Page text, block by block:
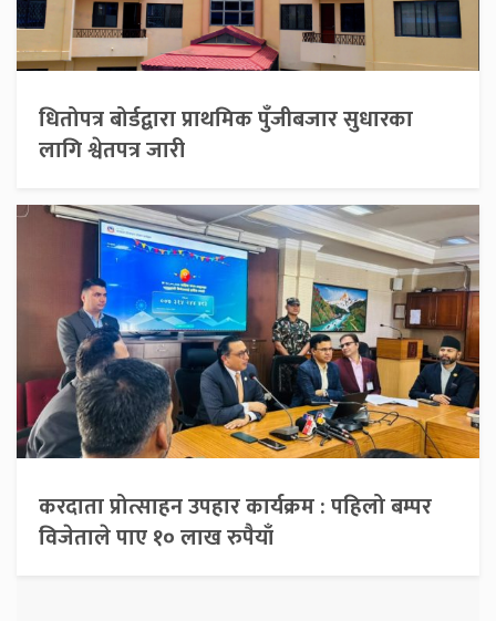
धितोपत्र बोर्डद्वारा प्राथमिक पुँजीबजार सुधारका
लागि श्वेतपत्र जारी
करदाता प्रोत्साहन उपहार कार्यक्रम : पहिलो बम्पर
विजेताले पाए १० लाख रुपैयाँ